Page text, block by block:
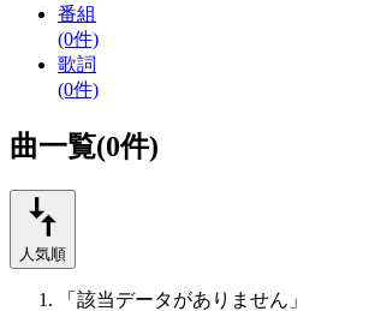
番組
(0件)
歌詞
(0件)
曲一覧(0件)
人気順
「該当データがありません」